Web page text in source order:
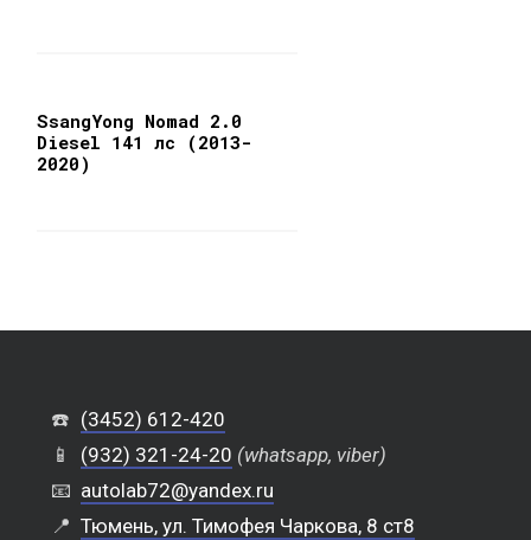
SsangYong Nomad 2.0
Diesel 141 лс (2013-
2020)
☎️ (3452) 612-420
📱
(932) 321-24-20 (whatsapp, viber)
📧 autolab72@yandex.ru
📍 Тюмень, ул. Тимофея Чаркова, 8 ст8